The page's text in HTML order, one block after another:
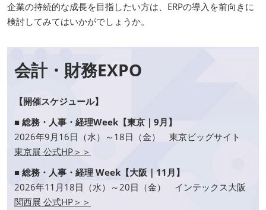
企業の持続的な成長を目指したい方は、ERPの導入を前向きに
検討してみてはいかがでしょうか。
会計・財務EXPO
【開催スケジュール】
■ 総務・人事・経理Week【東京｜9月】
2026年9月16日（水）～18日（金） 東京ビッグサイト
東京展 公式HP＞＞
■ 総務・人事・経理 Week【大阪｜11月】
2026年11月18日（水）～20日（金） インテックス大阪
関西展 公式HP＞＞